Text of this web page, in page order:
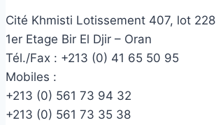
Cité Khmisti Lotissement 407, lot 228
1er Etage Bir El Djir – Oran
Tél./Fax : +213 (0) 41 65 50 95
Mobiles :
+213 (0) 561 73 94 32
+213 (0) 561 73 35 38